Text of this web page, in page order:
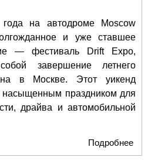
на автодроме Moscow
и уже ставшее
— фестиваль Drift Expo,
завершение летнего
в Москве. Этот уикенд
насыщенным праздником для
драйва и автомобильной
Подробнее